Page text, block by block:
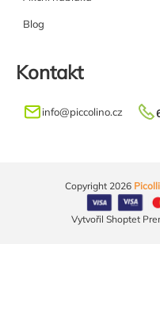
Blog
Kontakt
info@piccolino.cz
Vytvořil Shoptet
Copyright 2026